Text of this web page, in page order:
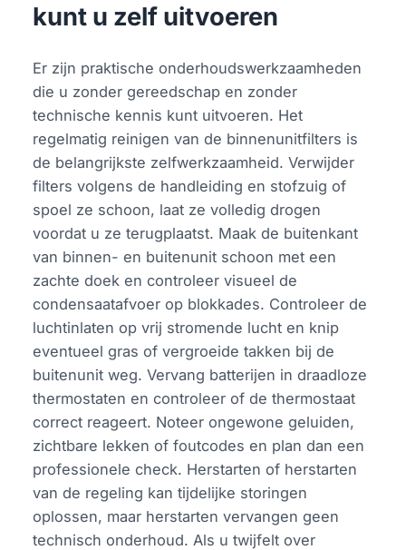
kunt u zelf uitvoeren
Er zijn praktische onderhoudswerkzaamheden
die u zonder gereedschap en zonder
technische kennis kunt uitvoeren. Het
regelmatig reinigen van de binnenunitfilters is
de belangrijkste zelfwerkzaamheid. Verwijder
filters volgens de handleiding en stofzuig of
spoel ze schoon, laat ze volledig drogen
voordat u ze terugplaatst. Maak de buitenkant
van binnen- en buitenunit schoon met een
zachte doek en controleer visueel de
condensaatafvoer op blokkades. Controleer de
luchtinlaten op vrij stromende lucht en knip
eventueel gras of vergroeide takken bij de
buitenunit weg. Vervang batterijen in draadloze
thermostaten en controleer of de thermostaat
correct reageert. Noteer ongewone geluiden,
zichtbare lekken of foutcodes en plan dan een
professionele check. Herstarten of herstarten
van de regeling kan tijdelijke storingen
oplossen, maar herstarten vervangen geen
technisch onderhoud. Als u twijfelt over